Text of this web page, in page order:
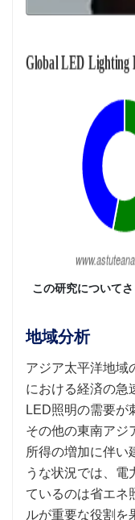
この研究について
地域分析
アジア太平洋地域
における経済の急
LED照明の需要が
その他の東南アジ
所得の増加に伴い
うな状況では、電
ているのは省エネ
ルが重要な役割を